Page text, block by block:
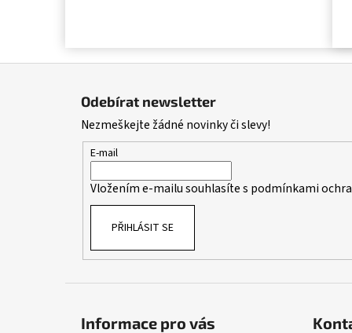
Odebírat newsletter
Nezmeškejte žádné novinky či slevy!
E-mail
Vložením e-mailu souhlasíte s podmínkami
PŘIHLÁSIT SE
Informace pro vás